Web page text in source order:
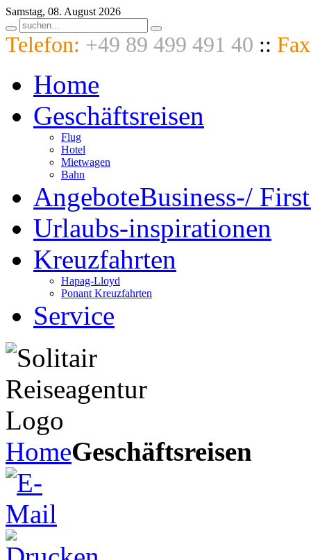
Samstag, 08. August 2026
Telefon: +49 89 499 491 40 ::
Home
Geschäftsreisen
Flug
Hotel
Mietwagen
Bahn
AngeboteBusiness-/
Urlaubs-inspirationen
Kreuzfahrten
Hapag-Lloyd
Ponant Kreuzfahrten
Service
HomeGeschäftsreisen